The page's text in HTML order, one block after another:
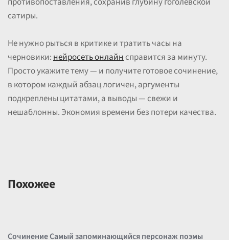
сатиры.
Не нужно рыться в критике и тратить часы на
черновики:нейросеть онлайнсправится за минуту.
Просто укажите тему — и получите готовое сочинение,
в котором каждый абзац логичен, аргументы
подкреплены цитатами, а выводы — свежи и
нешаблонны. Экономия времени без потери качества.
Похожее
Сочинение Самый запоминающийся персонаж поэмы